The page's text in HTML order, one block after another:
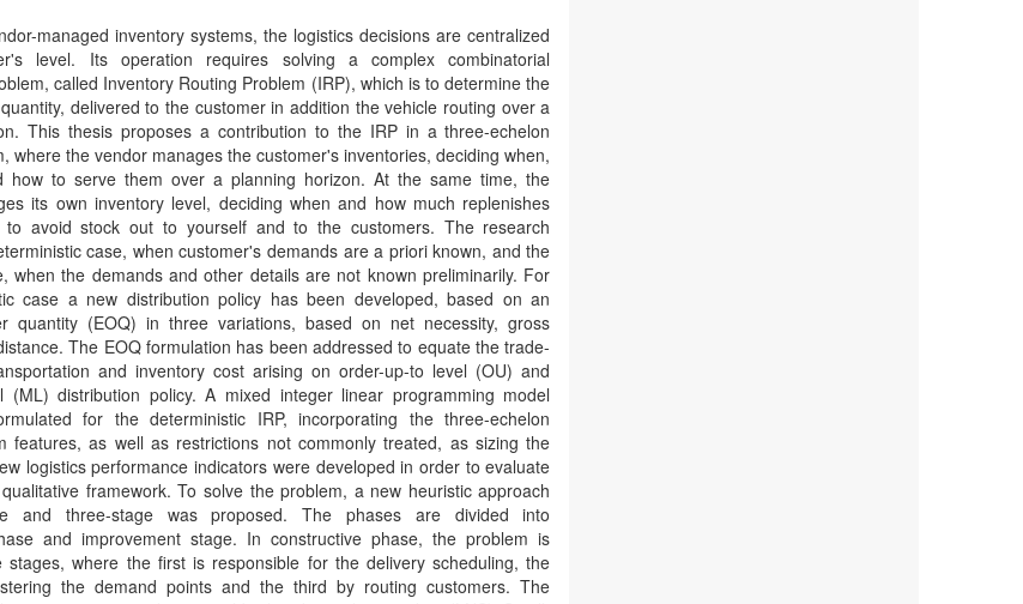
managed inventory systems, the logistics decisions are centralized
level. Its operation requires solving a complex combinatorial
called Inventory Routing Problem (IRP), which is to determine the
delivered to the customer in addition the vehicle routing over a
This thesis proposes a contribution to the IRP in a three-echelon
where the vendor manages the customer's inventories, deciding when,
how to serve them over a planning horizon. At the same time, the
its own inventory level, deciding when and how much replenishes
avoid stock out to yourself and to the customers. The research
case, when customer's demands are a priori known, and the
when the demands and other details are not known preliminarily. For
case a new distribution policy has been developed, based on an
quantity (EOQ) in three variations, based on net necessity, gross
The EOQ formulation has been addressed to equate the trade-
and inventory cost arising on order-up-to level (OU) and
(ML) distribution policy. A mixed integer linear programming model
for the deterministic IRP, incorporating the three-echelon
features, as well as restrictions not commonly treated, as sizing the
logistics performance indicators were developed in order to evaluate
framework. To solve the problem, a new heuristic approach
and three-stage was proposed. The phases are divided into
and improvement stage. In constructive phase, the problem is
stages, where the first is responsible for the delivery scheduling, the
the demand points and the third by routing customers. The